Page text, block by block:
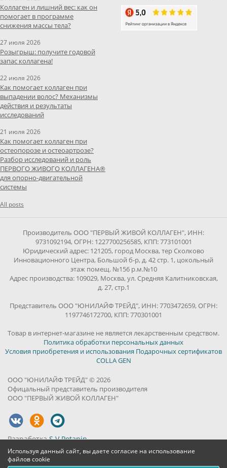
Используя данный сайт, вы даете согласие на использование
файлов cookie
Коллаген и лишний вес: как он
помогает в программе
снижения массы тела?
27 июля 2026
Розыгрыш: получите годовой
запас коллагена!
22 июля 2026
Как помогает коллаген при
выпадении волос? Механизмы
действия и результаты
исследований
21 июля 2026
Как помогает коллаген при
остеопорозе и остеоартрозе?
Разбор исследований и роль
ПЕРВОГО ЖИВОГО КОЛЛАГЕНА®
для опорно-двигательной
системы
All posts
Производитель ООО "ПЕРВЫЙ ЖИВОЙ КОЛЛАГЕН", ИНН:
9731092194, ОГРН: 1227700256585, КПП: 773101001
Юридический адрес: 121205, город Москва, тер Сколково
Инновационного Центра, Большой б-р, д. 42 стр. 1, цокольный
этаж помещ. №156 р.м.№10
Адрес производства: 109029, Москва, ул. Средняя Калитниковская,
д. 27, стр.1
Представитель ООО "ЮНИЛАЙФ ТРЕЙД", ИНН: 7703472659, ОГРН:
1197746172700, КПП: 770301001
Товар в интернет-магазине не является лекарственным средством.
Политика обработки персональных данных
Условия приобретения и использования Подарочных сертификатов
COLLA GEN
ООО "ЮНИЛАЙФ ТРЕЙД" © 2026
Офицальный представитель производителя
ООО "ПЕРВЫЙ ЖИВОЙ КОЛЛАГЕН"
РазработкаS.V.Potanin